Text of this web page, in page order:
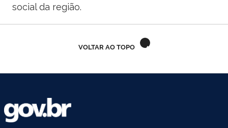
social da região.
VOLTAR AO TOPO